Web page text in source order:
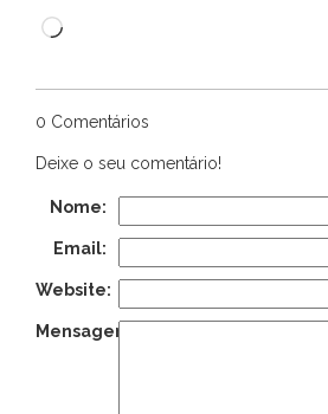
Carregando...
0 Comentários
Deixe o seu comentário!
Nome:
Email:
Website:
Mensagem: